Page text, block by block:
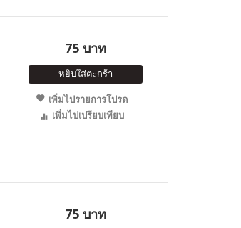
75 บาท
หยิบใส่ตะกร้า
เพิ่มไปรายการโปรด
เพิ่มไปเปรียบเทียบ
75 บาท